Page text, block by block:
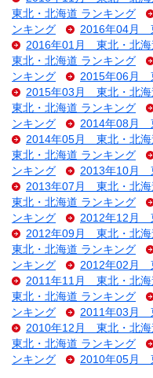
東北・北海道 ランキング
ンキング
2016年04月
2016年01月 東北・北海
東北・北海道 ランキング
ンキング
2015年06月
2015年03月 東北・北海
東北・北海道 ランキング
ンキング
2014年08月
2014年05月 東北・北海
東北・北海道 ランキング
ンキング
2013年10月
2013年07月 東北・北海
東北・北海道 ランキング
ンキング
2012年12月
2012年09月 東北・北海
東北・北海道 ランキング
ンキング
2012年02月
2011年11月 東北・北海
東北・北海道 ランキング
ンキング
2011年03月
2010年12月 東北・北海
東北・北海道 ランキング
ンキング
2010年05月